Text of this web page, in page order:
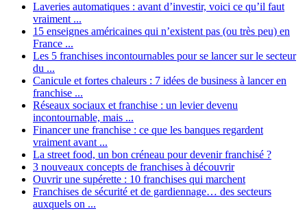
Laveries automatiques : avant d’investir, voici ce qu’il faut
vraiment ...
15 enseignes américaines qui n’existent pas (ou très peu) en
France ...
Les 5 franchises incontournables pour se lancer sur le secteur
du ...
Canicule et fortes chaleurs : 7 idées de business à lancer en
franchise ...
Réseaux sociaux et franchise : un levier devenu
incontournable, mais ...
Financer une franchise : ce que les banques regardent
vraiment avant ...
La street food, un bon créneau pour devenir franchisé ?
3 nouveaux concepts de franchises à découvrir
Ouvrir une supérette : 10 franchises qui marchent
Franchises de sécurité et de gardiennage… des secteurs
auxquels on ...